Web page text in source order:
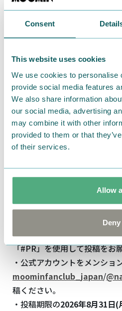
Consent
This website uses cookies
We use cookies to personalise
provide social media features
We also share information
our social media, advertising
may combine it with other
provided to them or that
of their services.
Allow
Deny
います。また、公式
シェアをさせていただく可能
めご了承ください。
■応募方法
①Instagramにてムーミン公
moominfanclub_japan 」
「@nahrin_japan」をフォ
②下記応募フォームより必要
・指定ハッシュタグ「#ムー
「#PR」を使用して投稿をお
・公式アカウントをメンショ
moominfanclub_japan/
稿ください。
・投稿期限の2026年8月31日(